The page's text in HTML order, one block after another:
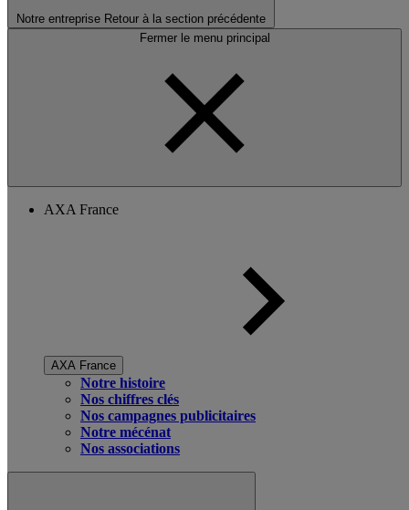
Notre entreprise Retour à la section précédente
Fermer le menu principal
AXA France
AXA France
Notre histoire
Nos chiffres clés
Nos campagnes publicitaires
Notre mécénat
Nos associations